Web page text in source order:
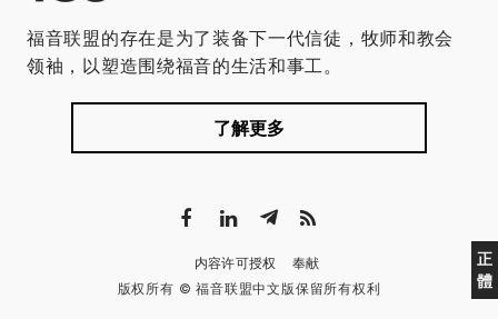
正
體
福音联盟的存在是为了装备下一代信徒，牧师和教会
领袖，以塑造围绕福音的生活和事工。
了解更多
内容许可授权
奉献
版权所有 © 福音联盟中文版保留所有权利